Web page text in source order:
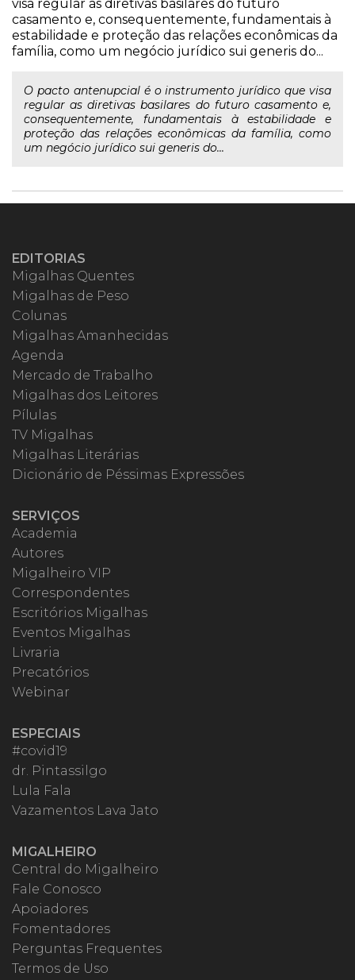
visa regular as diretivas basilares do futuro
casamento e, consequentemente, fundamentais à
estabilidade e proteção das relações econômicas da
família, como um negócio jurídico sui generis do...
O pacto antenupcial é o instrumento jurídico que visa
regular as diretivas basilares do futuro casamento e,
consequentemente, fundamentais à estabilidade e
proteção das relações econômicas da família, como
um negócio jurídico sui generis do...
EDITORIAS
Migalhas Quentes
Migalhas de Peso
Colunas
Migalhas Amanhecidas
Agenda
Mercado de Trabalho
Migalhas dos Leitores
Pílulas
TV Migalhas
Migalhas Literárias
Dicionário de Péssimas Expressões
SERVIÇOS
Academia
Autores
Migalheiro VIP
Correspondentes
Escritórios Migalhas
Eventos Migalhas
Livraria
Precatórios
Webinar
ESPECIAIS
#covid19
dr. Pintassilgo
Lula Fala
Vazamentos Lava Jato
MIGALHEIRO
Central do Migalheiro
Fale Conosco
Apoiadores
Fomentadores
Perguntas Frequentes
Termos de Uso